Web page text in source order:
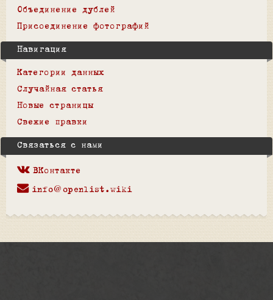
Объединение дублей
Присоединение фотографий
Навигация
Категории данных
Случайная статья
Новые страницы
Свежие правки
Связаться с нами
ВКонтакте
info@openlist.wiki